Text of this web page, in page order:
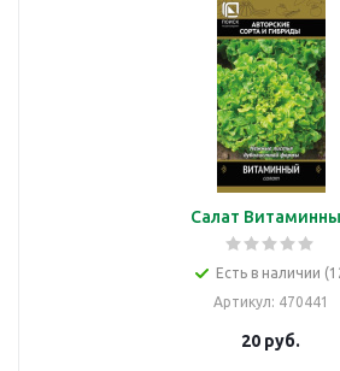
Салат
Есть в наличии
Артикул: 470441
20 руб.